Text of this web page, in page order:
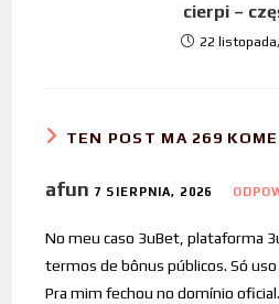
cierpi –
22
TEN POST MA 269
afun 7 SIERPNIA, 2026
No meu caso 3uBet, plataforma
termos de bônus públicos. Só
Pra mim fechou no domínio oficial.